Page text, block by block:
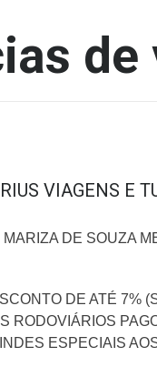
de
VIAGENS E
MARIZA DE SOUZA
DE ATÉ 7%
RODOVIÁRIOS
ESPECIAIS